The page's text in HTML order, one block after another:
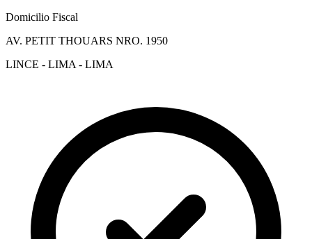
Domicilio Fiscal
AV. PETIT THOUARS NRO. 1950
LINCE - LIMA - LIMA